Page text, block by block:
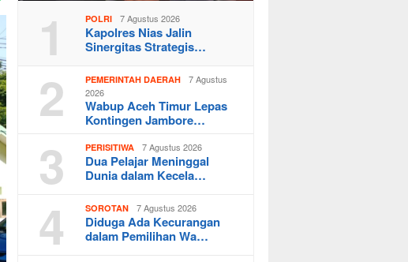
1 POLRI 7 Agustus 2026
Kapolres Nias Jalin
Sinergitas Strategis…
2 PEMERINTAH DAERAH
7 Agustus
2026
Wabup Aceh Timur Lepas
Kontingen Jambore…
3 PERISITIWA 7 Agustus 2026
Dua Pelajar Meninggal
Dunia dalam Kecela…
4 SOROTAN 7 Agustus 2026
Diduga Ada Kecurangan
dalam Pemilihan Wa…